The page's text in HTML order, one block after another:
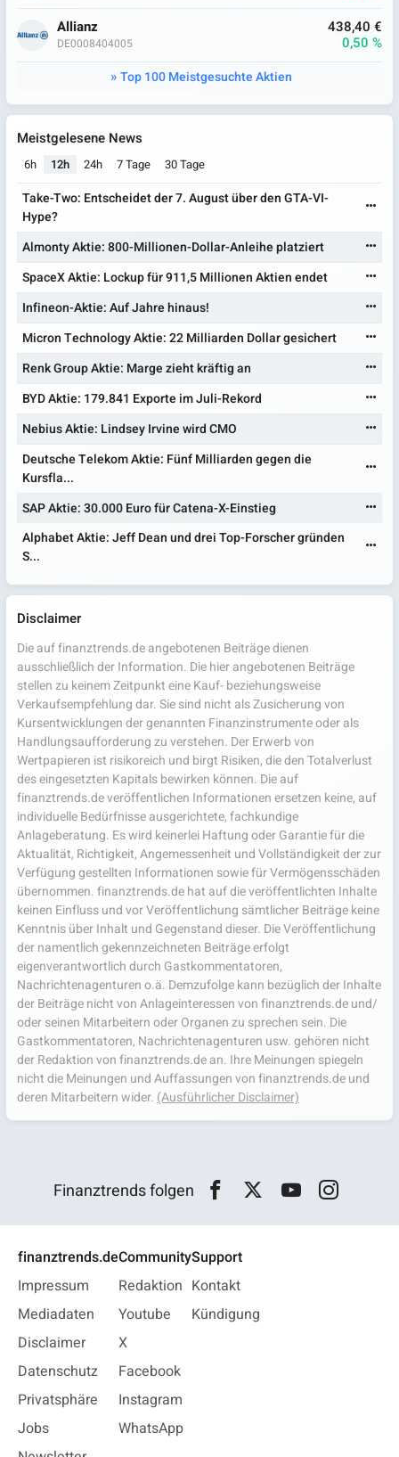
Allianz
DE0008404005
438,40 €
0,50 %
Top 100 Meistgesuchte Aktien
Meistgelesene News
6h 12h 24h 7 Tage 30 Tage
Take-Two: Entscheidet der 7. August über den GTA-VI-
Hype?
Almonty Aktie: 800-Millionen-Dollar-Anleihe platziert
SpaceX Aktie: Lockup für 911,5 Millionen Aktien endet
Infineon-Aktie: Auf Jahre hinaus!
Micron Technology Aktie: 22 Milliarden Dollar gesichert
Renk Group Aktie: Marge zieht kräftig an
BYD Aktie: 179.841 Exporte im Juli-Rekord
Nebius Aktie: Lindsey Irvine wird CMO
Deutsche Telekom Aktie: Fünf Milliarden gegen die
Kursfla...
SAP Aktie: 30.000 Euro für Catena-X-Einstieg
Alphabet Aktie: Jeff Dean und drei Top-Forscher gründen
S...
Disclaimer
Die auf finanztrends.de angebotenen Beiträge dienen
ausschließlich der Information. Die hier angebotenen Beiträge
stellen zu keinem Zeitpunkt eine Kauf- beziehungsweise
Verkaufsempfehlung dar. Sie sind nicht als Zusicherung von
Kursentwicklungen der genannten Finanzinstrumente oder als
Handlungsaufforderung zu verstehen. Der Erwerb von
Wertpapieren ist risikoreich und birgt Risiken, die den Totalverlust
des eingesetzten Kapitals bewirken können. Die auf
finanztrends.de veröffentlichen Informationen ersetzen keine, auf
individuelle Bedürfnisse ausgerichtete, fachkundige
Anlageberatung. Es wird keinerlei Haftung oder Garantie für die
Aktualität, Richtigkeit, Angemessenheit und Vollständigkeit der zur
Verfügung gestellten Informationen sowie für Vermögensschäden
übernommen. finanztrends.de hat auf die veröffentlichten Inhalte
keinen Einfluss und vor Veröffentlichung sämtlicher Beiträge keine
Kenntnis über Inhalt und Gegenstand dieser. Die Veröffentlichung
der namentlich gekennzeichneten Beiträge erfolgt
eigenverantwortlich durch Gastkommentatoren,
Nachrichtenagenturen o.ä. Demzufolge kann bezüglich der Inhalte
der Beiträge nicht von Anlageinteressen von finanztrends.de und/
oder seinen Mitarbeitern oder Organen zu sprechen sein. Die
Gastkommentatoren, Nachrichtenagenturen usw. gehören nicht
der Redaktion von finanztrends.de an. Ihre Meinungen spiegeln
nicht die Meinungen und Auffassungen von finanztrends.de und
deren Mitarbeitern wider. (Ausführlicher Disclaimer)
Finanztrends folgen
finanztrends.de
Impressum
Mediadaten
Disclaimer
Datenschutz
Privatsphäre
Jobs
Community
Redaktion
Youtube
X
Facebook
Instagram
WhatsApp
Support
Kontakt
Kündigung